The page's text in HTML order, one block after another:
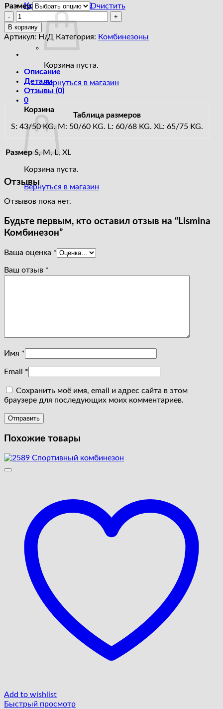
Корзина / 0.00₼ 0
Корзина пуста.
Вернуться в магазин
0
Корзина
Корзина пуста.
Вернуться в магазин
Размер
Очистить
Количество
товара
Lismina
В корзину
Артикул: Н/Д Категория: Комбинезоны
Описание
Детали
Отзывы (0)
Таблица размеров
S: 43/50 KG. M: 50/60 KG. L: 60/68 KG. XL: 65/75 KG.
Размер S, M, L, XL
Отзывы
Отзывов пока нет.
Будьте первым, кто оставил отзыв на “Lismina
Комбинезон”
Ваша оценка *
Ваш отзыв *
Имя *
Email *
Сохранить моё имя, email и адрес сайта в этом
браузере для последующих моих комментариев.
Похожие товары
Add to wishlist
Быстрый просмотр